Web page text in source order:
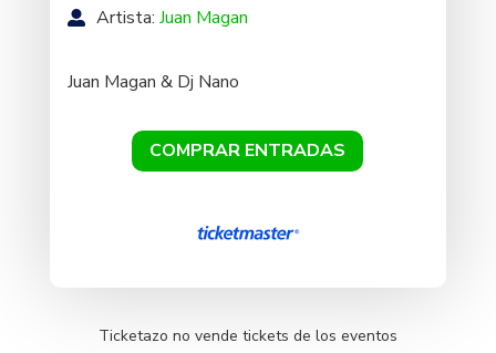
Artista: Juan Magan
Juan Magan & Dj Nano
COMPRAR ENTRADAS
Ticketazo no vende tickets de los eventos